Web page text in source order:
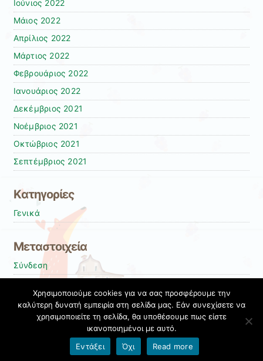
Ιούνιος 2022
Μάιος 2022
Απρίλιος 2022
Μάρτιος 2022
Φεβρουάριος 2022
Ιανουάριος 2022
Δεκέμβριος 2021
Νοέμβριος 2021
Οκτώβριος 2021
Σεπτέμβριος 2021
Kατηγορίες
Γενικά
Μεταστοιχεία
Σύνδεση
CommentsRSS
Εκπαιδευτικές Κοινότητες & Ιστολόγια ΠΣΔ
Όροι χρήσης blogs.sch.gr| Δήλωση προσβασιμότητας
Χρησιμοποιούμε cookies για να σας προσφέρουμε την
καλύτερη δυνατή εμπειρία στη σελίδα μας. Εάν συνεχίσετε να
χρησιμοποιείτε τη σελίδα, θα υποθέσουμε πως είστε
ικανοποιημένοι με αυτό.
Εντάξει
Όχι Read more